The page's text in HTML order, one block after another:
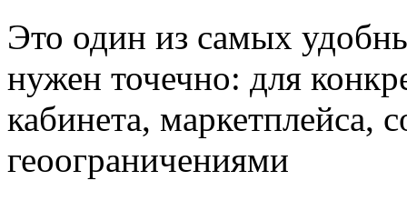
Это один из самых
нужен точечно: для
кабинета, маркетплейса,
геоограничениями